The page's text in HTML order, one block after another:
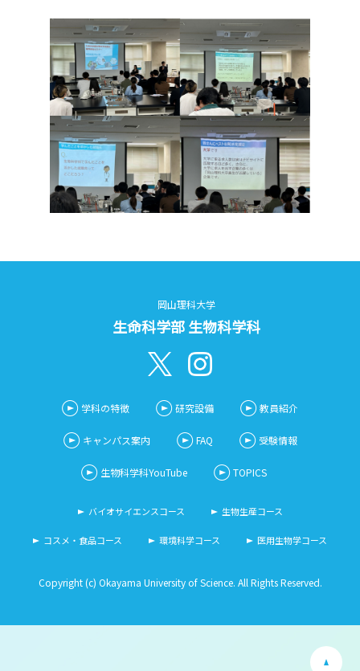
岡山理科大学
生命科学部 生物科学科
学科の特徴 研究設備 教員紹介
キャンパス案内 FAQ 受験情報
生物科学科YouTube TOPICS
バイオサイエンスコース 生物生産コース
コスメ・食品コース 環境科学コース 医用生物学コース
Copyright (c) Okayama University of Science. All Rights Reserved.